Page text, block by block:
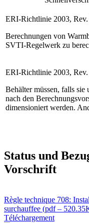
ERI-Richtlinie 2003,
Berechnungen von
SVTI-Regelwerk zu
ERI-Richtlinie 2003,
Behälter müssen, falls
nach den
dimensioniert werden.
Status und
Vorschrift
Règle technique 708:
surchauffee (pdf –
Téléchargement